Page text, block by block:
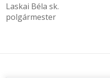
Laskai Béla sk.
polgármester